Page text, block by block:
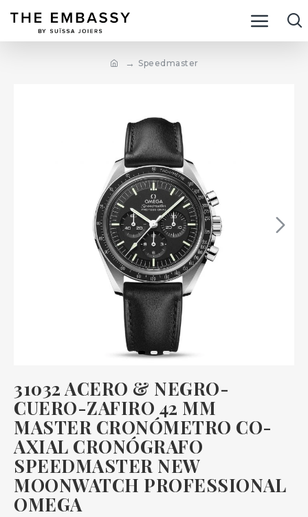
Speedmaster
31032 ACERO & NEGRO-
CUERO-ZAFIRO 42 MM
MASTER CRONÓMETRO CO-
AXIAL CRONÓGRAFO
SPEEDMASTER NEW
MOONWATCH PROFESSIONAL
OMEGA